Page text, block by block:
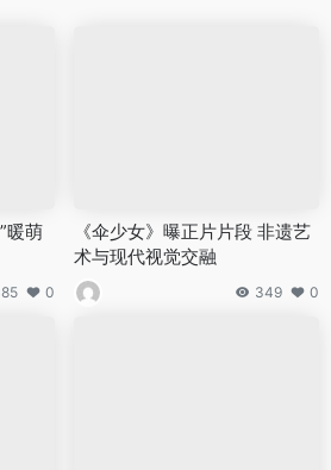
暖萌
0
《伞少女》曝正片片段 非遗艺
术与现代视觉交融
349 0